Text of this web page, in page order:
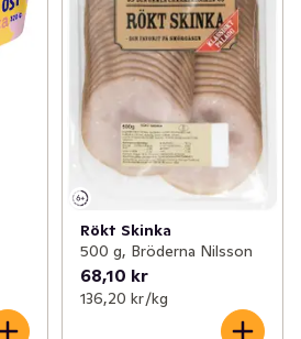
Rökt Skinka
500 g, Bröderna Nilsson
68,10 kr
136,20 kr /kg